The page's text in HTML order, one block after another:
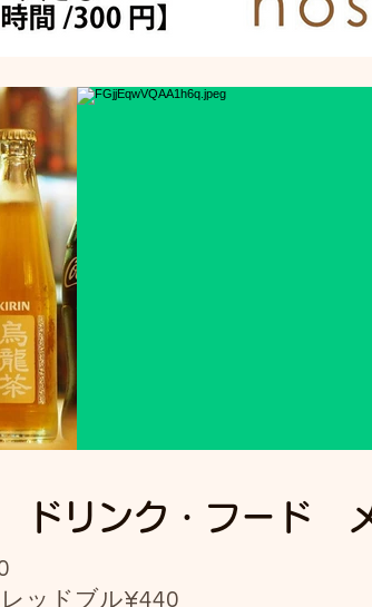
ドリンク・フード
ッドブル¥440